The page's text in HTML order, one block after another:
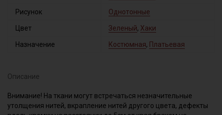
Рисунок Однотонные
Цвет Зеленый, Хаки
Назначение Костюмная, Платьевая
Описание
Внимание! На ткани могут встречаться незначительные
утолщения нитей, вкрапление нитей другого цвета, дефекты